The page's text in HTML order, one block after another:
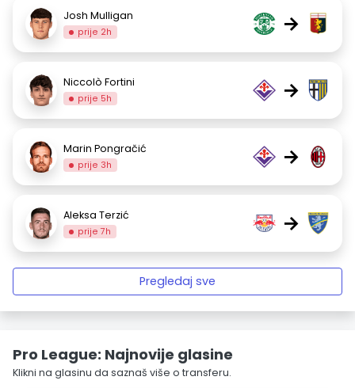
Josh Mulligan
prije 2h →
Niccolò Fortini
prije 5h →
Marin Pongračić
prije 3h →
Aleksa Terzić
prije 7h →
Pregledaj sve
Pro League: Najnovije glasine
Klikni na glasinu da saznaš više o transferu.